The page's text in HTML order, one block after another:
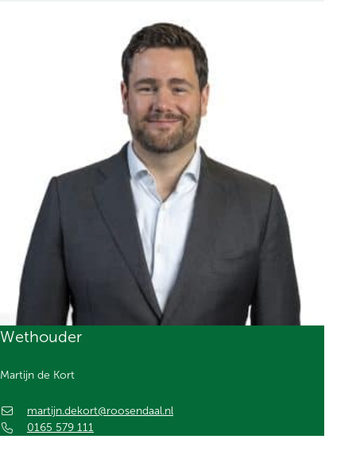
Wethouder
Martijn de Kort
martijn.dekort@roosendaal.nl
0165 579 111